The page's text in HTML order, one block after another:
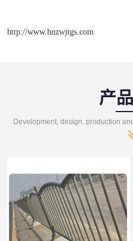
http://www.hnzwjtgs.com
产